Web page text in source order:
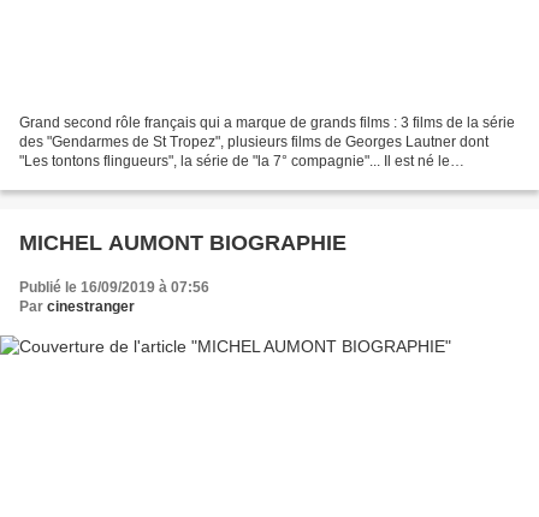
Grand second rôle français qui a marque de grands films : 3 films de la série
des "Gendarmes de St Tropez", plusieurs films de Georges Lautner dont
"Les tontons flingueurs", la série de "la 7° compagnie"... Il est né le
MICHEL AUMONT BIOGRAPHIE
Publié le 16/09/2019 à 07:56
Par cinestranger